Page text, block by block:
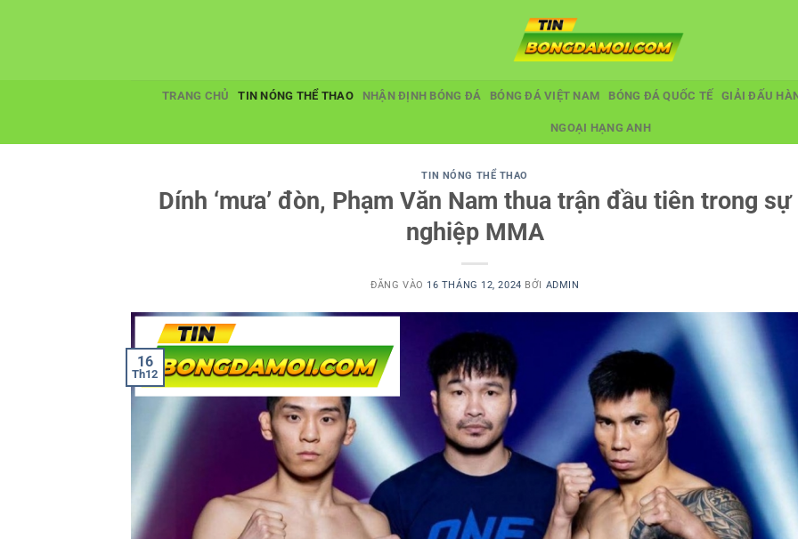
TRANG CHỦ TIN NÓNG THỂ THAO NHẬN ĐỊNH BÓNG ĐÁ BÓNG ĐÁ VIỆT NAM BÓNG ĐÁ QUỐC TẾ GIẢI ĐẤU
NGOẠI HẠNG ANH
TIN NÓNG THỂ THAO
Dính ‘mưa’ đòn, Phạm Văn Nam thua trận đầu tiên trong sự
nghiệp MMA
ĐĂNG VÀO 16 THÁNG 12, 2024 BỞI ADMIN
16
Th12